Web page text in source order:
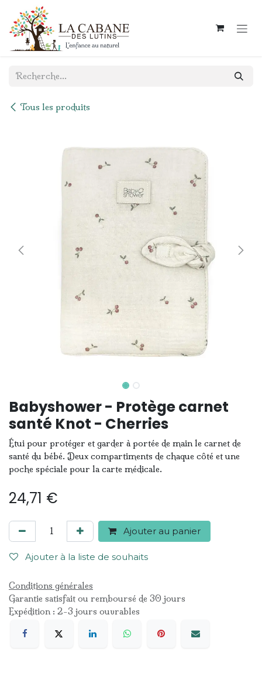
Se rendre au contenu
Tous les produits
Babyshower - Protège carnet
santé Knot - Cherries
Étui pour protéger et garder à portée de main le carnet de
santé du bébé. Deux compartiments de chaque côté et une
poche spéciale pour la carte médicale.
24,71 €
Ajouter au panier
Ajouter à la liste de souhaits
Conditions générales
Garantie satisfait ou remboursé de 30 jours
Expédition : 2-3 jours ouvrables